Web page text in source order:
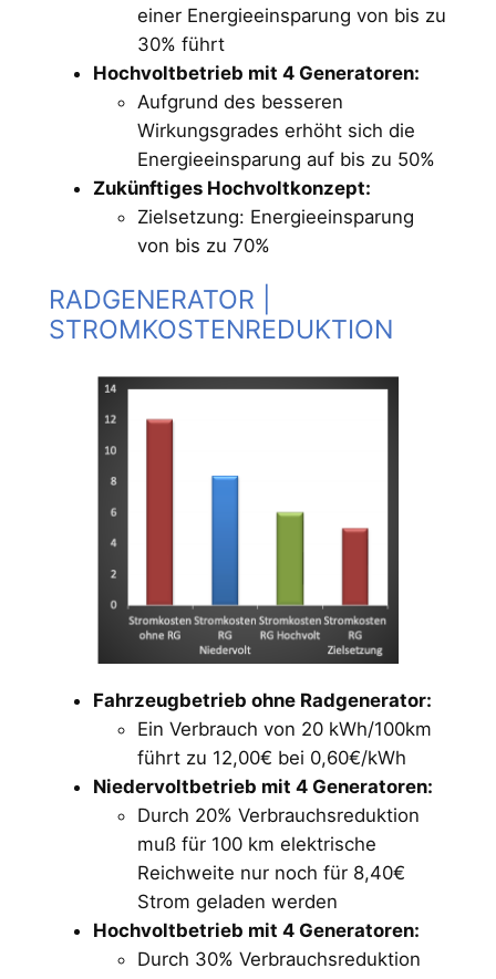
einer Energieeinsparung von bis zu
30% führt
Hochvoltbetrieb mit 4 Generatoren:
Aufgrund des besseren
Wirkungsgrades erhöht sich die
Energieeinsparung auf bis zu 50%
Zukünftiges Hochvoltkonzept:
Zielsetzung: Energieeinsparung
von bis zu 70%
RADGENERATOR |
STROMKOSTENREDUKTION
Fahrzeugbetrieb ohne Radgenerator:
Ein Verbrauch von 20 kWh/100km
führt zu 12,00€ bei 0,60€/kWh
Niedervoltbetrieb mit 4 Generatoren:
Durch 20% Verbrauchsreduktion
muß für 100 km elektrische
Reichweite nur noch für 8,40€
Strom geladen werden
Hochvoltbetrieb mit 4 Generatoren:
Durch 30% Verbrauchsreduktion